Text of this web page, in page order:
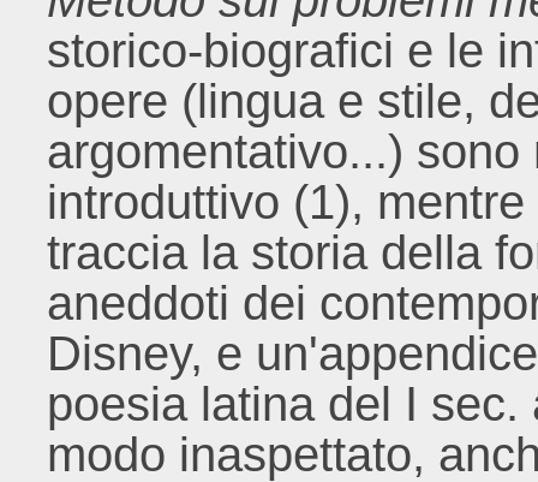
storico-biografici e le
opere (lingua e stile,
argomentativo...)
introduttivo (1),
traccia la storia della
aneddoti dei
Disney, e
poesia latina del I
modo inaspettato,